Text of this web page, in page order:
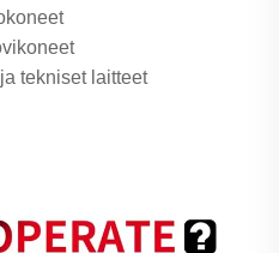
tekniset laitteet